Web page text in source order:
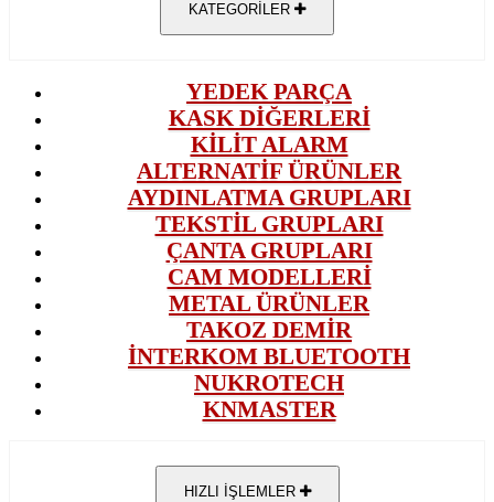
KATEGORİLER
YEDEK PARÇA
KASK DİĞERLERİ
KİLİT ALARM
ALTERNATİF ÜRÜNLER
AYDINLATMA GRUPLARI
TEKSTİL GRUPLARI
ÇANTA GRUPLARI
CAM MODELLERİ
METAL ÜRÜNLER
TAKOZ DEMİR
İNTERKOM BLUETOOTH
NUKROTECH
KNMASTER
HIZLI İŞLEMLER